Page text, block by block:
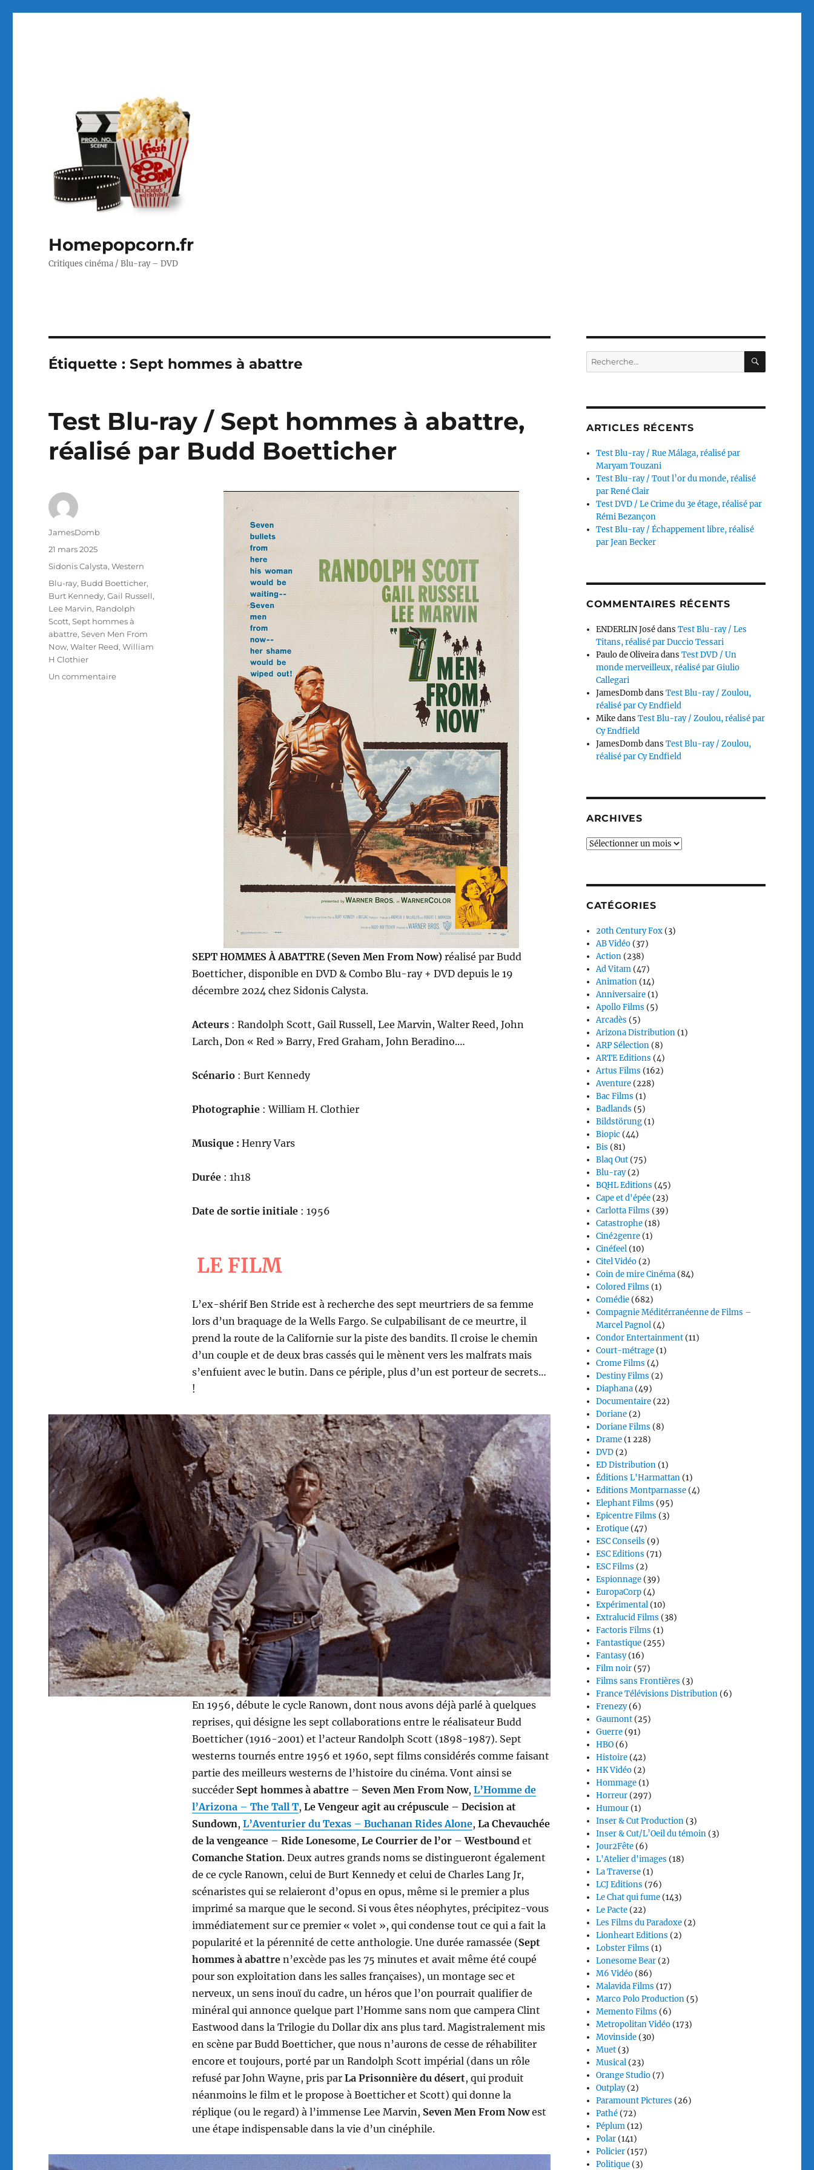
Homepopcorn.fr
Critiques cinéma / Blu-ray – DVD
Étiquette :Sept hommes à abattre
Test Blu-ray / Sept hommes à abattre,
réalisé par Budd Boetticher
SEPT HOMMES À ABATTRE (Seven Men From Now) réalisé par Budd
Boetticher, disponible en DVD & Combo Blu-ray + DVD depuis le 19
décembre 2024 chez Sidonis Calysta.
Acteurs: Randolph Scott, Gail Russell, Lee Marvin, Walter Reed, John
Larch, Don « Red » Barry, Fred Graham, John Beradino.…
Scénario: Burt Kennedy
Photographie: William H. Clothier
Musique : Henry Vars
Durée: 1h18
Date de sortie initiale: 1956
LE FILM
L’ex-shérif Ben Stride est à recherche des sept meurtriers de sa femme
lors d’un braquage de la Wells Fargo. Se culpabilisant de ce meurtre, il
prend la route de la Californie sur la piste des bandits. Il croise le chemin
d’un couple et de deux bras cassés qui le mènent vers les malfrats mais
s’enfuient avec le butin. Dans ce périple, plus d’un est porteur de secrets…
!
En 1956, débute le cycle Ranown, dont nous avons déjà parlé à quelques
reprises, qui désigne les sept collaborations entre le réalisateur Budd
Boetticher (1916-2001) et l’acteur Randolph Scott (1898-1987). Sept
westerns tournés entre 1956 et 1960, sept films considérés comme faisant
partie des meilleurs westerns de l’histoire du cinéma. Vont ainsi se
succéder Sept hommes à abattre – Seven Men From Now, L’Homme de
l’Arizona – The Tall T, Le Vengeur agit au crépuscule – Decision at
Sundown, L’Aventurier du Texas – Buchanan Rides Alone, La Chevauchée
de la vengeance – Ride Lonesome, Le Courrier de l’or – Westbound et
Comanche Station. Deux autres grands noms se distingueront également
de ce cycle Ranown, celui de Burt Kennedy et celui de Charles Lang Jr,
scénaristes qui se relaieront d’opus en opus, même si le premier a plus
imprimé sa marque que le second. Si vous êtes néophytes, précipitez-vous
immédiatement sur ce premier « volet », qui condense tout ce qui a fait la
popularité et la pérennité de cette anthologie. Une durée ramassée (Sept
hommes à abattren’excède pas les 75 minutes et avait même été coupé
pour son exploitation dans les salles françaises), un montage sec et
nerveux, un sens inouï du cadre, un héros que l’on pourrait qualifier de
minéral qui annonce quelque part l’Homme sans nom que campera Clint
Eastwood dans la Trilogie du Dollar dix ans plus tard. Magistralement mis
en scène par Budd Boetticher, que nous n’aurons de cesse de réhabiliter
encore et toujours, porté par un Randolph Scott impérial (dans un rôle
refusé par John Wayne, pris par La Prisonnière du désert, qui produit
néanmoins le film et le propose à Boetticher et Scott) qui donne la
réplique (ou le regard) à l’immense Lee Marvin, Seven Men From Nowest
une étape indispensable dans la vie d’un cinéphile.
Auteur
JamesDomb
Publié
le
21 mars 2025
Catégories
Sidonis Calysta,Western
Étiquettes
Blu-ray, Budd Boetticher,
Burt Kennedy,Gail Russell,
Lee Marvin, Randolph
Scott,Sept hommes à
abattre,Seven Men From
Now,Walter Reed,William
H Clothier
Un commentairesur
Recherche
pour :
ARTICLES RÉCENTS
Test Blu-ray / Rue Málaga, réalisé par
Maryam Touzani
Test Blu-ray / Tout l’or du monde, réalisé
par René Clair
Test DVD / Le Crime du 3e étage, réalisé par
Rémi Bezançon
Test Blu-ray / Échappement libre, réalisé
par Jean Becker
COMMENTAIRES RÉCENTS
ENDERLIN JosédansTest Blu-ray / Les
Titans, réalisé par Duccio Tessari
Paulo de OliveiradansTest DVD / Un
monde merveilleux, réalisé par Giulio
Callegari
JamesDombdansTest Blu-ray / Zoulou,
réalisé par Cy Endfield
MikedansTest Blu-ray / Zoulou, réalisé par
Cy Endfield
JamesDombdansTest Blu-ray / Zoulou,
réalisé par Cy Endfield
ARCHIVES
Archives
CATÉGORIES
20th Century Fox (3)
AB Vidéo (37)
Action (238)
Ad Vitam (47)
Animation (14)
Anniversaire (1)
Apollo Films (5)
Arcadès (5)
Arizona Distribution (1)
ARP Sélection (8)
ARTE Editions (4)
Artus Films (162)
Aventure (228)
Bac Films (1)
Badlands (5)
Bildstörung (1)
Biopic (44)
Bis (81)
Blaq Out (75)
Blu-ray(2)
BQHL Editions (45)
Cape et d'épée (23)
Carlotta Films (39)
Catastrophe (18)
Ciné2genre (1)
Cinéfeel (10)
Citel Vidéo (2)
Coin de mire Cinéma (84)
Colored Films (1)
Comédie (682)
Compagnie Méditérranéenne de Films –
Marcel Pagnol (4)
Condor Entertainment (11)
Court-métrage (1)
Crome Films (4)
Destiny Films (2)
Diaphana (49)
Documentaire (22)
Doriane (2)
Doriane Films (8)
Drame (1 228)
DVD (2)
ED Distribution (1)
Éditions L'Harmattan (1)
Editions Montparnasse (4)
Elephant Films (95)
Epicentre Films (3)
Erotique (47)
ESC Conseils (9)
ESC Editions (71)
ESC Films (2)
Espionnage (39)
EuropaCorp (4)
Expérimental (10)
Extralucid Films (38)
Factoris Films (1)
Fantastique (255)
Fantasy(16)
Film noir (57)
Films sans Frontières (3)
France Télévisions Distribution (6)
Frenezy(6)
Gaumont (25)
Guerre (91)
HBO (6)
Histoire (42)
HK Vidéo (2)
Hommage (1)
Horreur (297)
Humour (1)
Inser & Cut Production (3)
Inser & Cut/L’Oeil du témoin (3)
Jour2Fête (6)
L'Atelier d'images (18)
La Traverse (1)
LCJ Editions (76)
Le Chat qui fume (143)
Le Pacte (22)
Les Films du Paradoxe (2)
Lionheart Editions (2)
Lobster Films (1)
Lonesome Bear (2)
M6 Vidéo (86)
Malavida Films (17)
Marco Polo Production (5)
Memento Films (6)
Metropolitan Vidéo (173)
Movinside (30)
Muet (3)
Musical (23)
Orange Studio (7)
Outplay(2)
Paramount Pictures (26)
Pathé (72)
Péplum (12)
Polar (141)
Policier (157)
Politique (3)